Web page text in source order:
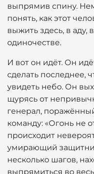
выпрямив спину.
понять, как этот
выжить здесь, в аду,
одиночестве.
И вот он идёт. Он
сделать последнее,
увидеть небо. Он
щурясь от
генерал,
команду: «Огонь не
происходит
умирающий
несколько шагов,
выпрямиться во